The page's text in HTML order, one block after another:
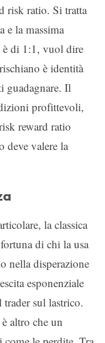
risk ratio. Si tratta
e la massima
di 1:1, vuol dire
è identità
guadagnare. Il
profittevoli,
reward ratio
deve valere la
la classica
di chi la usa
nella disperazione
esponenziale
trader sul lastrico.
altro che un